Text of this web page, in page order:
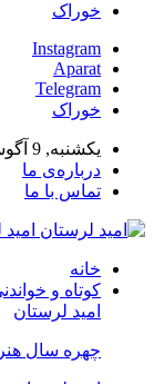
خوراک
Instagram
Aparat
Telegram
خوراک
یکشنبه, 9 آگوست, 2026
درباره‌ی ما
تماس با ما
خانه
کوتاه و
امید لرستان
چهره سال